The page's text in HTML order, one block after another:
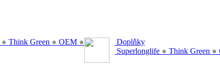
● Think Green ● OEM ●
Doplňky
Superlonglife ● Think Green ●